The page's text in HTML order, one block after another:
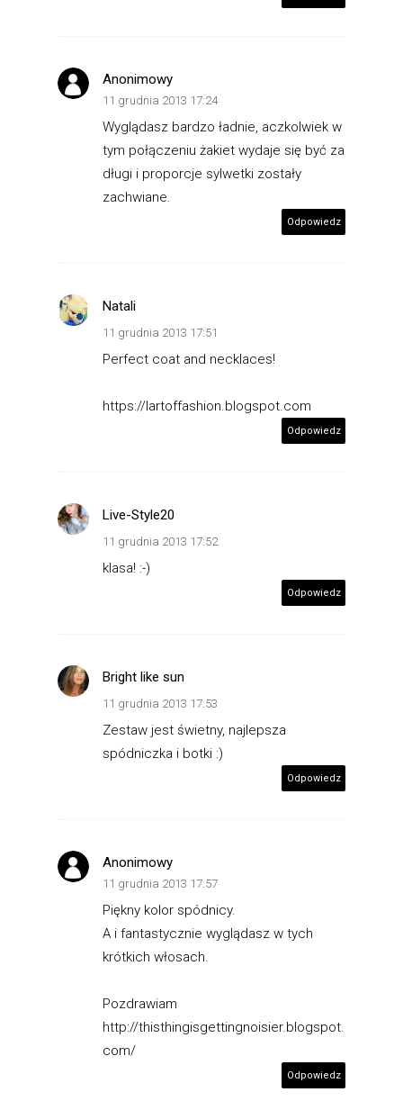
Anonimowy
11 grudnia 2013 17:24
Wyglądasz bardzo ładnie, aczkolwiek w
tym połączeniu żakiet wydaje się być za
długi i proporcje sylwetki zostały
zachwiane.
Odpowiedz
Natali
11 grudnia 2013 17:51
Perfect coat and necklaces!
https://lartoffashion.blogspot.com
Odpowiedz
Live-Style20
11 grudnia 2013 17:52
klasa! :-)
Odpowiedz
Bright like sun
11 grudnia 2013 17:53
Zestaw jest świetny, najlepsza
spódniczka i botki :)
Odpowiedz
Anonimowy
11 grudnia 2013 17:57
Piękny kolor spódnicy.
A i fantastycznie wyglądasz w tych
krótkich włosach.
Pozdrawiam
http://thisthingisgettingnoisier.blogspot.
com/
Odpowiedz